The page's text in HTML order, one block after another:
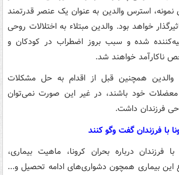
نمونه، استرس والدین به عنوان یک عنصر قدرتمند
خواهد بود. والدین مبتلاء به اختلالات روحی
شده و سبب بروز اضطراب در کودکان و
ناکارآمد خواهند شد.
والدین همچنین قبل از اقدام به حل مشکلات
معضلات خود باشند، در غیر این صورت نمی‌توان
فرزندان داشت.
با فرزندان گفت وگو کنند
فرزندان درباره بحران کرونا، ماهیت بیماری،
بیماری همچون دشواری‌های ادامه تحصیل و...